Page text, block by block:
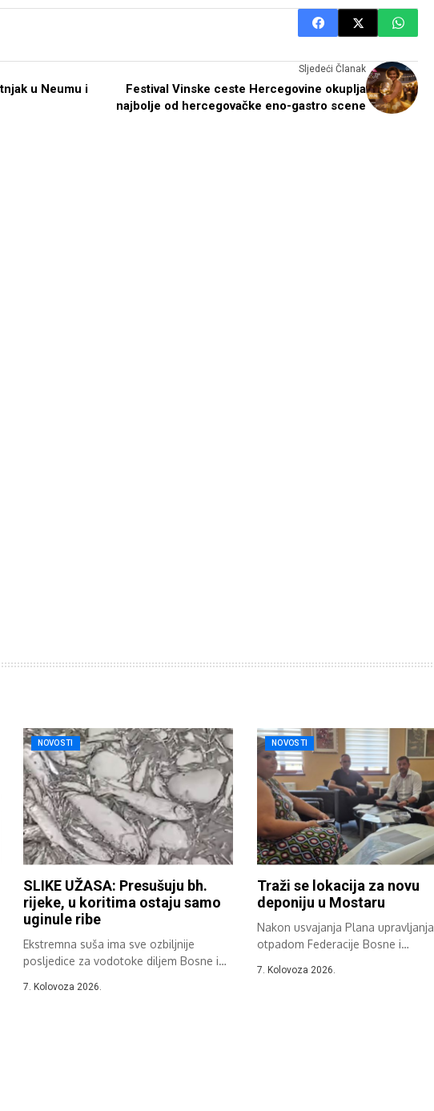
u Neumu i
Sljedeći Članak
Festival Vinske ceste Hercegovine okuplja
najbolje od hercegovačke eno-gastro scene
NOVOSTI
SLIKE UŽASA: Presušuju bh.
rijeke, u koritima ostaju samo
uginule ribe
Ekstremna suša ima sve ozbiljnije
posljedice za vodotoke diljem Bosne i
7. Kolovoza 2026.
NOVOSTI
Traži se lokacija za novu
deponiju u Mostaru
Nakon usvajanja Plana upravljanja
otpadom Federacije Bosne i
7. Kolovoza 2026.